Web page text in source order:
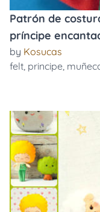
Patrón de
príncipe
by Kosucas
felt, principe,